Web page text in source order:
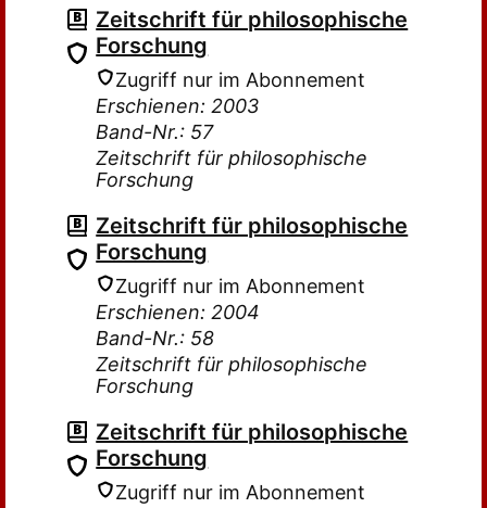
Zeitschrift für philosophische
Forschung
Zugriff nur im Abonnement
Erschienen: 2003
Band-Nr.: 57
Zeitschrift für philosophische
Forschung
Zeitschrift für philosophische
Forschung
Zugriff nur im Abonnement
Erschienen: 2004
Band-Nr.: 58
Zeitschrift für philosophische
Forschung
Zeitschrift für philosophische
Forschung
Zugriff nur im Abonnement